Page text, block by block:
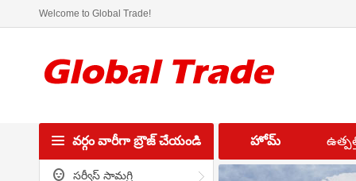
Welcome to Global Trade!
వర్గం వారీగా బ్రౌజ్ చేయండి
సర్వీస్ సామగ్రి
హోమ్